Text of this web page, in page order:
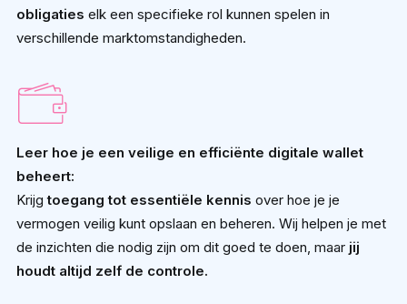
obligaties elk een specifieke rol kunnen spelen in
verschillende marktomstandigheden.
Leer hoe je een veilige en efficiënte digitale wallet
beheert:
Krijgtoegang tot essentiële kennis over hoe je je
vermogen veilig kunt opslaan en beheren. Wij helpen je met
de inzichten die nodig zijn om dit goed te doen, maar jij
houdt altijd zelf de controle.